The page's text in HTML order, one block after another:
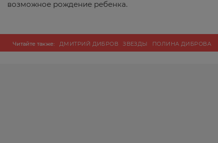
возможное рождение ребенка.
Читайте также: ДМИТРИЙ ДИБРОВ ЗВЕЗДЫ ПОЛИНА ДИБРОВА